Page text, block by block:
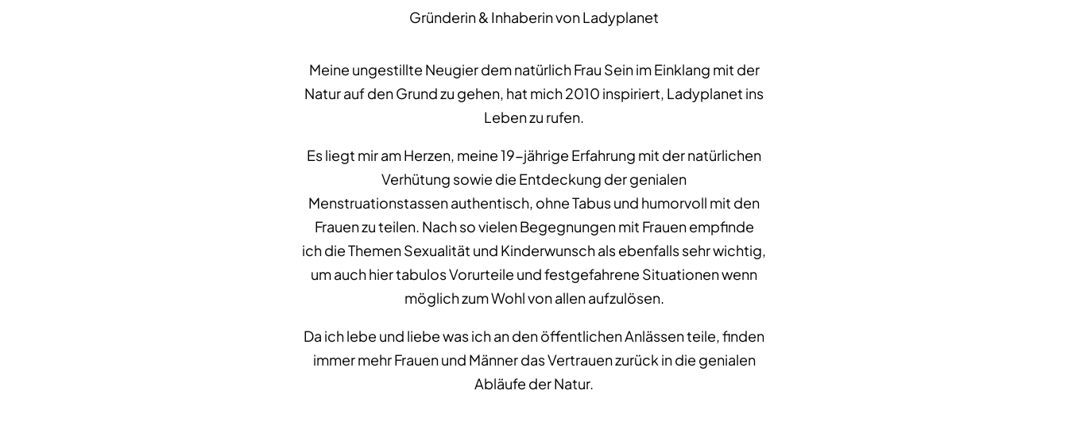
Gründerin & Inhaberin von Ladyplanet
Meine ungestillte Neugier dem natürlich Frau Sein im Einklang mit der
Natur auf den Grund zu gehen, hat mich 2010 inspiriert, Ladyplanet ins
Leben zu rufen.
Es liegt mir am Herzen, meine 19-jährige Erfahrung mit der natürlichen
Verhütung sowie die Entdeckung der genialen
Menstruationstassen authentisch, ohne Tabus und humorvoll mit den
Frauen zu teilen. Nach so vielen Begegnungen mit Frauen empfinde
ich die Themen Sexualität und Kinderwunsch als ebenfalls sehr wichtig,
um auch hier tabulos Vorurteile und festgefahrene Situationen wenn
möglich zum Wohl von allen aufzulösen.
Da ich lebe und liebe was ich an den öffentlichen Anlässen teile, finden
immer mehr Frauen und Männer das Vertrauen zurück in die genialen
Abläufe der Natur.